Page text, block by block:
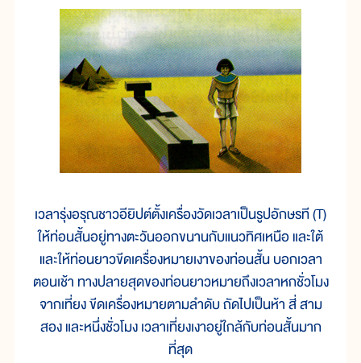
เวลารุ่งอรุณชาวอียิปต์ตั้งเครื่องวัดเวลาเป็นรูปอักษรที (T)
ให้ท่อนสั้นอยู่ทางตะวันออกขนานกับแนวทิศเหนือ และใต้
และให้ท่อนยาวขีดเครื่องหมายเงาของท่อนสั้น บอกเวลา
ตอนเช้า ทางปลายสุดของท่อนยาวหมายถึงเวลาหกชั่วโมง
จากเที่ยง ขีดเครื่องหมายตามลำดับ ถัดไปเป็นห้า สี่ สาม
สอง และหนึ่งชั่วโมง เวลาเที่ยงเงาอยู่ใกล้กับท่อนสั้นมาก
ที่สุด